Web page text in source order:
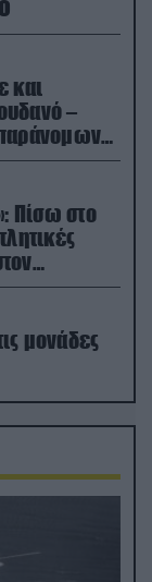
και
–
Πίσω στο
μονάδες